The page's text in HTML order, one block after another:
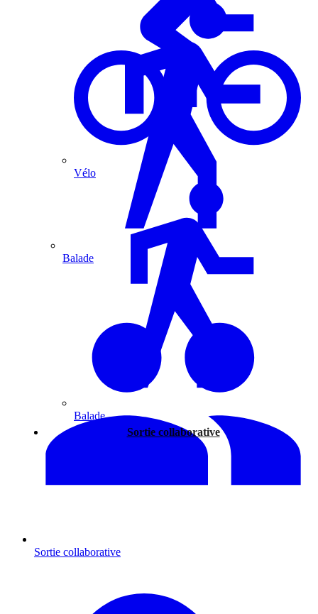
Vélo
Balade
Sortie collaborative
Balade
Sortie collaborative